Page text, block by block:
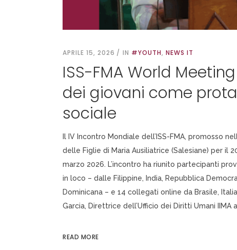
APRILE 15, 2026 IN #YOUTH, NEWS IT
ISS-FMA World
dei giovani come
sociale
Il IV Incontro Mondiale dell’ISS-FMA, promosso
delle Figlie di Maria Ausiliatrice (Salesiane) per il
marzo 2026. L’incontro ha riunito partecipanti
in loco – dalle Filippine, India, Repubblica
Dominicana – e 14 collegati online da Brasile,
Garcia, Direttrice dell’Ufficio dei Diritti Umani IIMA
READ MORE